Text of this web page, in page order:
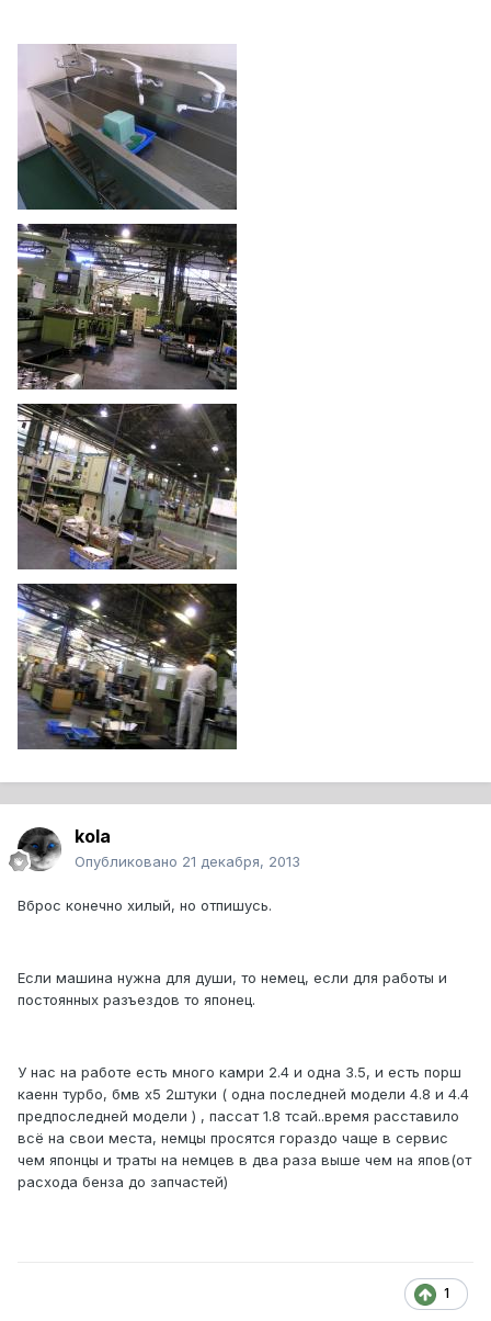
kola
Опубликовано 21 декабря, 2013
Вброс конечно хилый, но отпишусь.
Если машина нужна для души, то немец, если для работы и
постоянных разъездов то японец.
У нас на работе есть много камри 2.4 и одна 3.5, и есть порш
каенн турбо, бмв х5 2штуки ( одна последней модели 4.8 и 4.4
предпоследней модели ) , пассат 1.8 тсай..время расставило
всё на свои места, немцы просятся гораздо чаще в сервис
чем японцы и траты на немцев в два раза выше чем на япов(от
расхода бенза до запчастей)
1